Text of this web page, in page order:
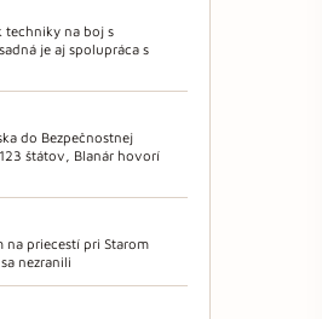
techniky na boj s
je aj spolupráca s
do Bezpečnostnej
štátov, Blanár hovorí
na priecestí pri Starom
nezranili